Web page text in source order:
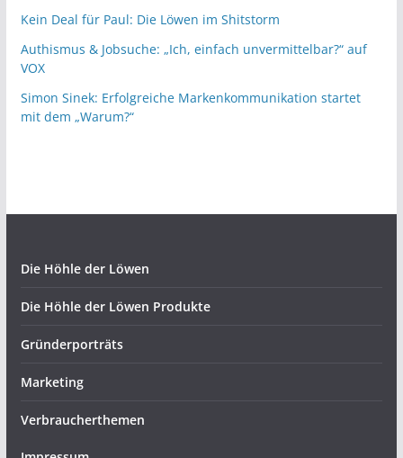
Kein Deal für Paul: Die Löwen im Shitstorm
Authismus & Jobsuche: „Ich, einfach unvermittelbar?“ auf
VOX
Simon Sinek: Erfolgreiche Markenkommunikation startet
mit dem „Warum?“
Die Höhle der Löwen
Die Höhle der Löwen Produkte
Gründerporträts
Marketing
Verbraucherthemen